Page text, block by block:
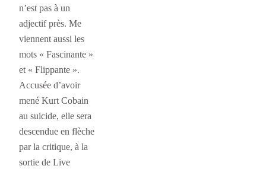
n’est pas à un
adjectif près. Me
viennent aussi les
mots « Fascinante »
et « Flippante ».
Accusée d’avoir
mené Kurt Cobain
au suicide, elle sera
descendue en flèche
par la critique, à la
sortie de Live